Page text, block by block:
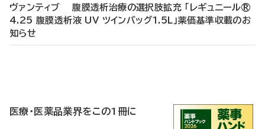
ヴァンティブ 腹膜透析治療の選択肢拡充 「レギュニール®
4.25 腹膜透析液 UV ツインバッグ1.5L」薬価基準収載のお
知らせ
医療・医薬品業界をこの1冊に